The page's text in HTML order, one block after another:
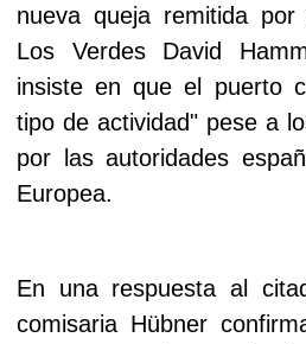
nueva queja remitida
Los Verdes David
insiste en que el puerto
tipo de actividad" pese a
por las autoridades
Europea.
En una respuesta al
comisaria Hübner